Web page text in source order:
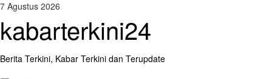
Skip
content
7 Agustus 2026
kabarterkini24
Berita Terkini, Kabar Terkini dan Terupdate